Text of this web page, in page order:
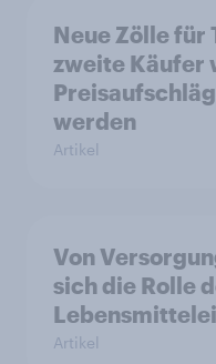
Neue Zölle für
zweite Käufer
Preisaufschlägen
werden
Artikel
Von
sich die Rolle
Artikel